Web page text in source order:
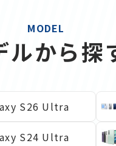
MODEL
ルから探
S26 Ultra
S24 Ultra